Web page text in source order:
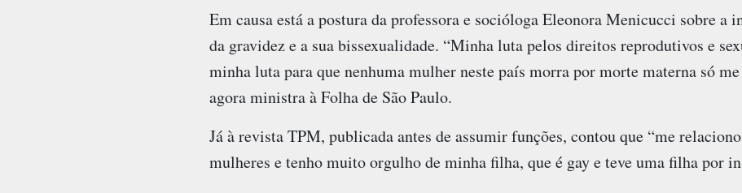
Em causa está a postura da professora e socióloga Eleonora Menicucci sobre a
da gravidez e a sua bissexualidade. “Minha luta pelos direitos reprodutivos e
minha luta para que nenhuma mulher neste país morra por morte materna só
agora ministra à Folha de São Paulo.
Já à revista TPM, publicada antes de assumir funções, contou que “me
mulheres e tenho muito orgulho de minha filha, que é gay e teve uma filha por